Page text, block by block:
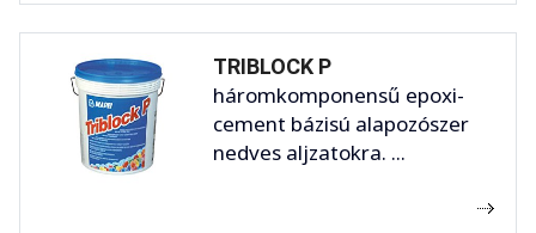
TRIBLOCK P
háromkomponensű epoxi-
cement bázisú alapozószer
nedves aljzatokra. ...